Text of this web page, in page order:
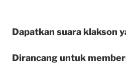
Dapatkan suara klakson
Dirancang untuk